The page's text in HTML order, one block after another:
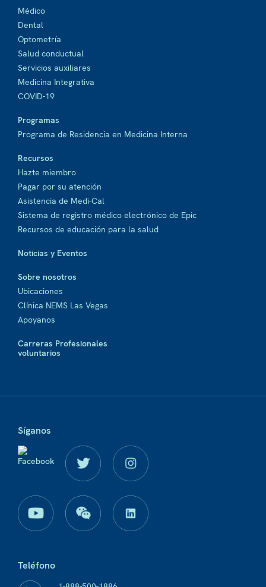
Médico
Dental
Optometría
Salud conductual
Servicios auxiliares
Medicina Integrativa
COVID-19
Programas
Programa de Residencia en Medicina Interna
Recursos
Hazte miembro
Pagar por su atención
Asistencia de Medi-Cal
Sistema de registro médico electrónico de Epic
Recursos de educación para la salud
Noticias y Eventos
Sobre nosotros
Ubicaciones
Clínica NEMS Las Vegas
Apoyanos
Carreras Profesionales
voluntarios
Síganos
Teléfono